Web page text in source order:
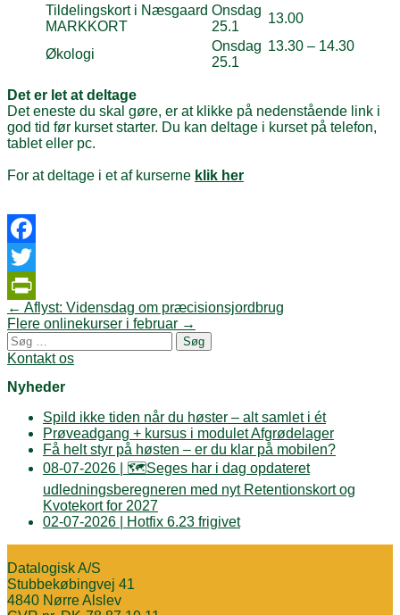
Tildelingskort i Næsgaard
MARKKORT
Onsdag
25.1
13.00
Økologi
Onsdag
25.1
13.30 – 14.30
Det er let at deltage
Det eneste du skal gøre, er at klikke på nedenstående link i
god tid før kurset starter. Du kan deltage i kurset på telefon,
tablet eller pc.
For at deltage i et af kurserne klik her
Facebook
Twitter
PrintFriendly
Post
navigation
← Aflyst: Vidensdag om præcisionsjordbrug
Flere onlinekurser i februar →
Søg
efter:
Kontakt os
Nyheder
Spild ikke tiden når du høster – alt samlet i ét
Prøveadgang + kursus i modulet Afgrødelager
Få helt styr på høsten – er du klar på mobilen?
08-07-2026 | 🗺️Seges har i dag opdateret
udledningsberegneren med nyt Retentionskort og
Kvotekort for 2027
02-07-2026 | Hotfix 6.23 frigivet
Datalogisk A/S
Stubbekøbingvej 41
4840 Nørre Alslev